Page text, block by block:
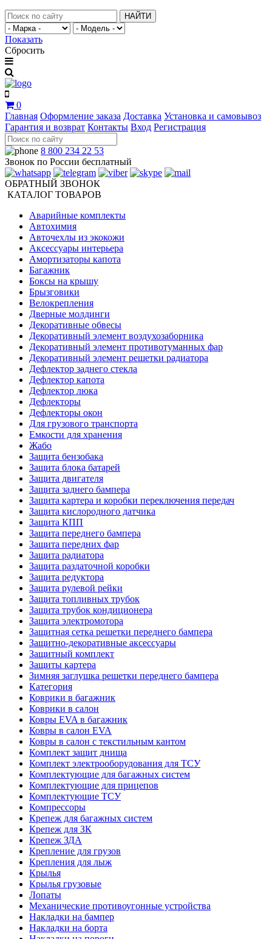
НАЙТИ
Показать
Сбросить
0
Главная Оформление заказа Доставка Установка и самовывоз
Гарантия и возврат Контакты Вход Регистрация
8 800 234 22 53
Звонок по России бесплатный
ОБРАТНЫЙ ЗВОНОК
КАТАЛОГ ТОВАРОВ
Аварийные комплекты
Автохимия
Авточехлы из экокожи
Аксессуары интерьера
Амортизаторы капота
Багажник
Боксы на крышу
Брызговики
Велокрепления
Дверные молдинги
Декоративные обвесы
Декоративный элемент воздухозаборника
Декоративный элемент противотуманных фар
Декоративный элемент решетки радиатора
Дефлектор заднего стекла
Дефлектор капота
Дефлектор люка
Дефлекторы
Дефлекторы окон
Для грузового транспорта
Емкости для хранения
Жабо
Защита бензобака
Защита блока батарей
Защита двигателя
Защита заднего бампера
Защита картера и коробки переключения передач
Защита кислородного датчика
Защита КПП
Защита переднего бампера
Защита передних фар
Защита радиатора
Защита раздаточной коробки
Защита редуктора
Защита рулевой рейки
Защита топливных трубок
Защита трубок кондиционера
Защита электромотора
Защитная сетка решетки переднего бампера
Защитно-декоративные аксессуары
Защитный комплект
Защиты картера
Зимняя заглушка решетки переднего бампера
Категория
Коврики в багажник
Коврики в салон
Ковры EVA в багажник
Ковры в салон EVA
Ковры в салон с текстильным кантом
Комплект защит днища
Комплект электрооборудования для ТСУ
Комплектующие для багажных систем
Комплектующие для прицепов
Комплектующие ТСУ
Компрессоры
Крепеж для багажных систем
Крепеж для ЗК
Крепеж ЗДА
Крепление для грузов
Крепления для лыж
Крылья
Крылья грузовые
Лопаты
Механические противоугонные устройства
Накладки на бампер
Накладки на борта